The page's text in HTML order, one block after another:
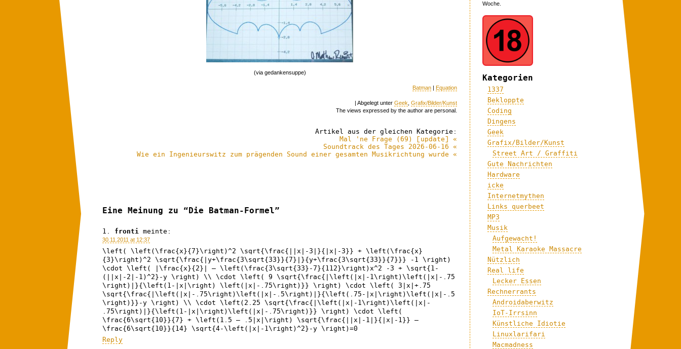
(via gedankensuppe)
Batman Equation
| Abgelegt unter Geek Grafix/Bilder/Kunst
The views expressed by the author are personal.
Artikel aus der gleichen Kategorie:
Mal 'ne Frage (69) [update] «
Soundtrack des Tages 2026-06-16 «
Wie ein Ingenieurswitz zum prägenden Sound einer gesamten Musikrichtung wurde «
Eine Meinung zu “Die Batman-Formel”
fronti meinte:
30.11.2011 at 12:37
\left( \left(\frac{x}{7}\right)^2 \sqrt{\frac{||x|-3|}{|x|-3}} + \left(\frac{x}
{3}\right)^2 \sqrt{\frac{|y+\frac{3\sqrt{33}}{7}|}{y+\frac{3\sqrt{33}}{7}}} -1 \right)
\cdot \left( |\frac{x}{2}| – \left(\frac{3\sqrt{33}-7}{112}\right)x^2 -3 + \sqrt{1-
(||x|-2|-1)^2}-y \right) \\ \cdot \left( 9 \sqrt{\frac{|\left(|x|-1\right)\left(|x|-.75
\right)|}{\left(1-|x|\right) \left(|x|-.75\right)}} \right) \cdot \left( 3|x|+.75
\sqrt{\frac{|\left(|x|-.75\right)\left(|x|-.5\right)|}{\left(.75-|x|\right)\left(|x|-.5
\right)}}-y \right) \\ \cdot \left(2.25 \sqrt{\frac{|\left(|x|-1\right)\left(|x|-
.75\right)|}{\left(1-|x|\right)\left(|x|-.75\right)}} \right) \cdot \left(
\frac{6\sqrt{10}}{7} + \left(1.5 – .5|x|\right) \sqrt{\frac{||x|-1|}{|x|-1}} –
\frac{6\sqrt{10}}{14} \sqrt{4-\left(|x|-1\right)^2}-y \right)=0
Reply
Woche.
Kategorien
1337
Bekloppte
Coding
Dingens
Geek
Grafix/Bilder/Kunst
Street Art / Graffiti
Gute Nachrichten
Hardware
icke
Internetmythen
Links querbeet
MP3
Musik
Aufgewacht!
Metal Karaoke Massacre
Nützlich
Real life
Lecker Essen
Rechnerrants
Androidaberwitz
IoT-Irrsinn
Künstliche Idiotie
Linuxlarifari
Macmadness